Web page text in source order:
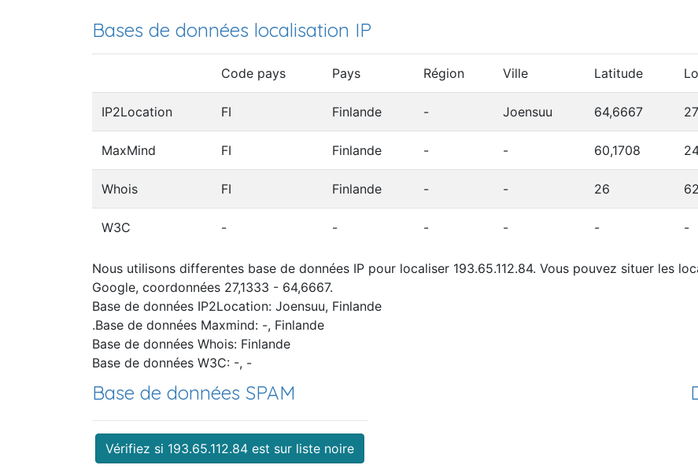
Bases de données localisation IP
Code pays Pays Région Ville Latitude
IP2Location FI Finlande - Joensuu 64,6667
MaxMind FI Finlande - - 60,1708
Whois FI Finlande - - 26 62
W3C - - - - - -
Nous utilisons differentes base de données IP pour localiser 193.65.112.84. Vous pouvez situer les
Google, coordonnées 27,1333 - 64,6667.
Base de données IP2Location: Joensuu, Finlande
.Base de données Maxmind: -, Finlande
Base de données Whois: Finlande
Base de données W3C: -, -
Base de données SPAM
Vérifiez si 193.65.112.84 est sur liste noire